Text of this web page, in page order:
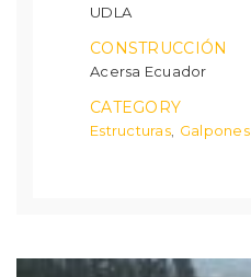
UDLA
CONSTRUCCIÓN
Acersa Ecuador
CATEGORY
Estructuras, Galpones